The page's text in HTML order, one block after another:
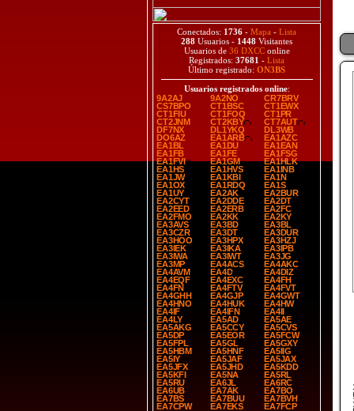
Conectados: 1736 - Mapa - Lista
288 Usuarios - 1448 Visitantes
Usuarios de 36 DXCConline
Registrados: 37681 - Lista
Último registrado: ON3BS
Usuarios registrados online:
9A2AJ
9A2NO
CR7BRV
CS7BPO
CT1BSC
CT1EWX
CT1FIU
CT1FOQ
CT1PR
CT2JNM
CT2KBY
CT7AUT
DF7NX
DL1YKQ
DL3WB
DO6AZ
EA1ARB
EA1AZC
EA1BL
EA1DU
EA1EAN
EA1FB
EA1FE
EA1FSG
EA1FVI
EA1GM
EA1HLK
EA1HS
EA1HVS
EA1INB
EA1JW
EA1KBI
EA1N
EA1OX
EA1RDQ
EA1S
EA1UY
EA2AK
EA2BUR
EA2CYT
EA2DDE
EA2DT
EA2EED
EA2ERB
EA2FC
EA2FMO
EA2KK
EA2KY
EA3AVS
EA3BD
EA3BL
EA3CZR
EA3DT
EA3DUR
EA3HOO
EA3HPX
EA3HZJ
EA3IEK
EA3IKA
EA3IPB
EA3IWA
EA3IWT
EA3JG
EA3MP
EA4ACS
EA4AKC
EA4AVM
EA4D
EA4DIZ
EA4EQF
EA4EXC
EA4FH
EA4FN
EA4FTV
EA4FVT
EA4GHH
EA4GJP
EA4GWT
EA4HNO
EA4HUK
EA4HW
EA4IF
EA4IFN
EA4II
EA4LY
EA5AD
EA5AE
EA5AKG
EA5CCY
EA5CVS
EA5DP
EA5EOR
EA5FCW
EA5FPL
EA5GL
EA5GXY
EA5HBM
EA5HNF
EA5IIG
EA5IY
EA5JAF
EA5JAX
EA5JFX
EA5JHD
EA5KDD
EA5KFI
EA5NA
EA5RL
EA5RU
EA6JL
EA6RC
EA6UB
EA7AK
EA7BO
EA7BS
EA7BUU
EA7BVH
EA7CPW
EA7EKS
EA7FCP